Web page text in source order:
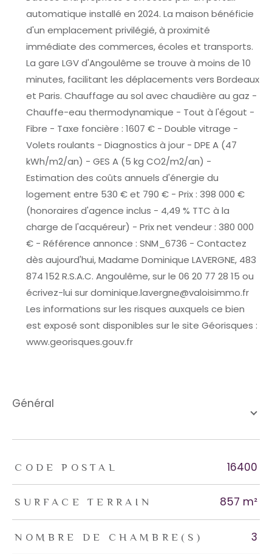
automatique installé en 2024. La maison bénéficie
d'un emplacement privilégié, à proximité
immédiate des commerces, écoles et transports.
La gare LGV d'Angoulême se trouve à moins de 10
minutes, facilitant les déplacements vers Bordeaux
et Paris. Chauffage au sol avec chaudière au gaz -
Chauffe-eau thermodynamique - Tout à l'égout -
Fibre - Taxe foncière : 1607 € - Double vitrage -
Volets roulants - Diagnostics à jour - DPE A (47
kWh/m2/an) - GES A (5 kg CO2/m2/an) -
Estimation des coûts annuels d'énergie du
logement entre 530 € et 790 € - Prix : 398 000 €
(honoraires d'agence inclus - 4,49 % TTC à la
charge de l'acquéreur) - Prix net vendeur : 380 000
€ - Référence annonce : SNM_6736 - Contactez
dès aujourd'hui, Madame Dominique LAVERGNE, 483
874 152 R.S.A.C. Angoulême, sur le 06 20 77 28 15 ou
écrivez-lui sur dominique.lavergne@valoisimmo.fr
Les informations sur les risques auxquels ce bien
est exposé sont disponibles sur le site Géorisques :
www.georisques.gouv.fr
général
TRAD_ZEPHYR_Caracteristique TRAD_ZEPHYR_Valeurs
CODE POSTAL 16400
SURFACE TERRAIN 857 m²
NOMBRE DE CHAMBRE(S) 3